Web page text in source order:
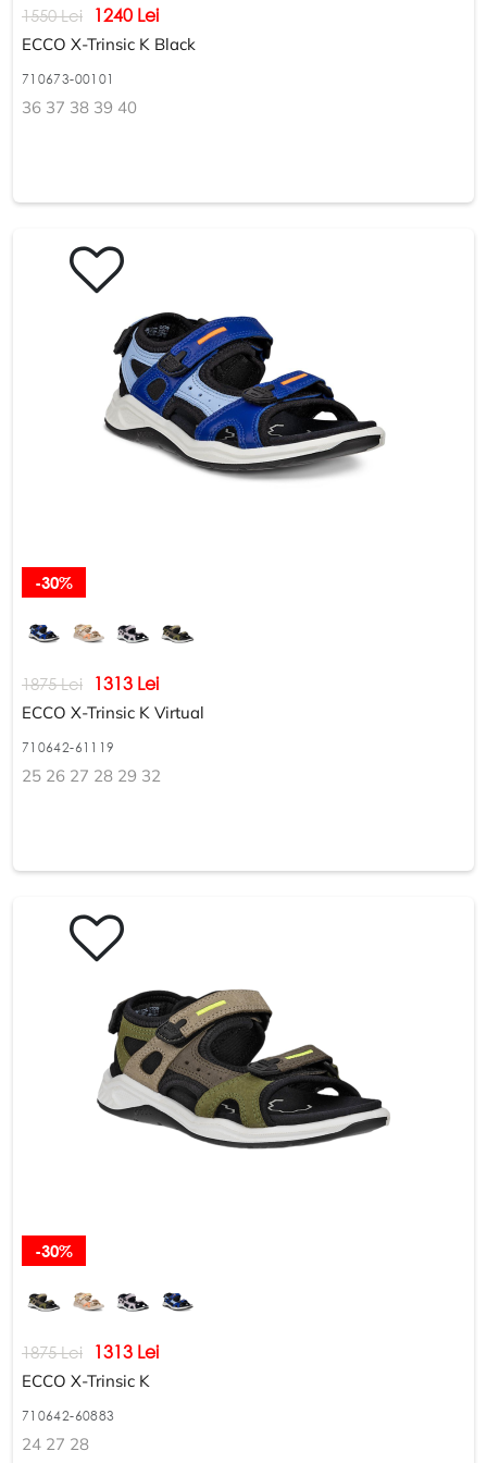
1550 Lei 1240 Lei
ECCO X-Trinsic K Black
710673-00101
36 37 38 39 40
-30%
1875 Lei 1313 Lei
ECCO X-Trinsic K Virtual
710642-61119
25 26 27 28 29 32
-30%
1875 Lei 1313 Lei
ECCO X-Trinsic K
710642-60883
24 27 28